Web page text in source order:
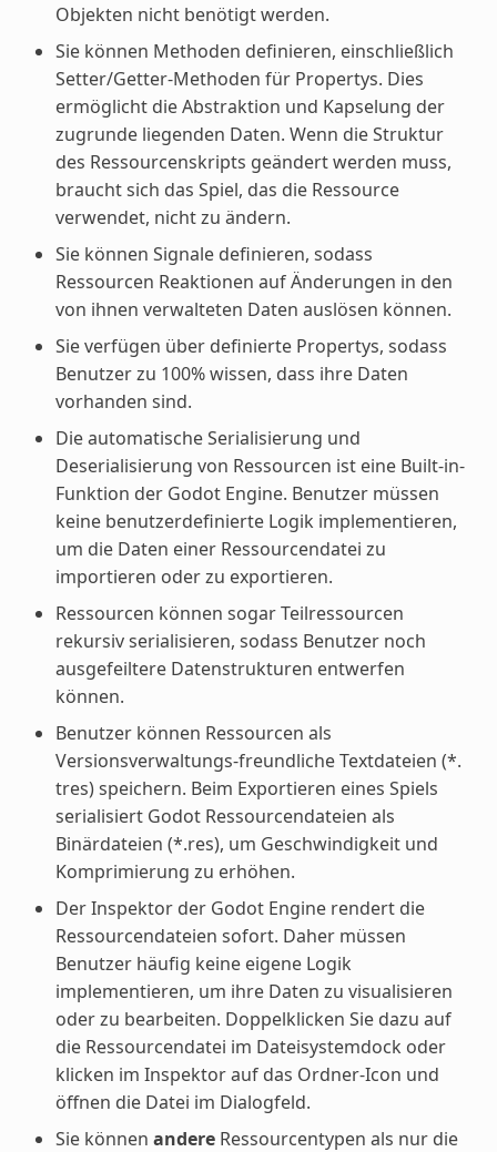
Objekten nicht benötigt werden.
Sie können Methoden definieren, einschließlich
Setter/Getter-Methoden für Propertys. Dies
ermöglicht die Abstraktion und Kapselung der
zugrunde liegenden Daten. Wenn die Struktur
des Ressourcenskripts geändert werden muss,
braucht sich das Spiel, das die Ressource
verwendet, nicht zu ändern.
Sie können Signale definieren, sodass
Ressourcen Reaktionen auf Änderungen in den
von ihnen verwalteten Daten auslösen können.
Sie verfügen über definierte Propertys, sodass
Benutzer zu 100% wissen, dass ihre Daten
vorhanden sind.
Die automatische Serialisierung und
Deserialisierung von Ressourcen ist eine Built-in-
Funktion der Godot Engine. Benutzer müssen
keine benutzerdefinierte Logik implementieren,
um die Daten einer Ressourcendatei zu
importieren oder zu exportieren.
Ressourcen können sogar Teilressourcen
rekursiv serialisieren, sodass Benutzer noch
ausgefeiltere Datenstrukturen entwerfen
können.
Benutzer können Ressourcen als
Versionsverwaltungs-freundliche Textdateien (*.
tres) speichern. Beim Exportieren eines Spiels
serialisiert Godot Ressourcendateien als
Binärdateien (*.res), um Geschwindigkeit und
Komprimierung zu erhöhen.
Der Inspektor der Godot Engine rendert die
Ressourcendateien sofort. Daher müssen
Benutzer häufig keine eigene Logik
implementieren, um ihre Daten zu visualisieren
oder zu bearbeiten. Doppelklicken Sie dazu auf
die Ressourcendatei im Dateisystemdock oder
klicken im Inspektor auf das Ordner-Icon und
öffnen die Datei im Dialogfeld.
Sie können andereRessourcentypen als nur die